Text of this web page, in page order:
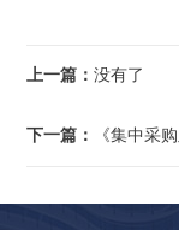
上一篇：没有了
下一篇： 《集中采购及